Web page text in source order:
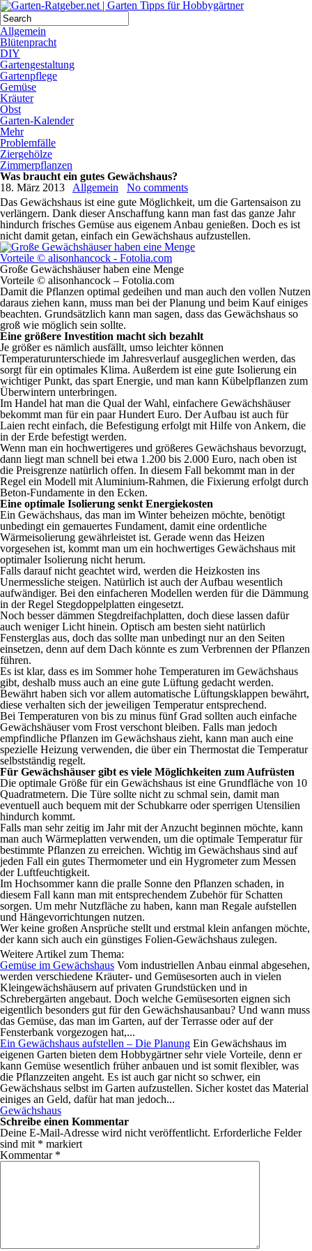
Allgemein
Blütenpracht
DIY
Gartengestaltung
Gartenpflege
Gemüse
Kräuter
Obst
Garten-Kalender
Mehr
Problemfälle
Ziergehölze
Zimmerpflanzen
Was braucht ein gutes Gewächshaus?
18. März 2013
Allgemein
No comments
Das Gewächshaus ist eine gute Möglichkeit, um die Gartensaison zu
verlängern. Dank dieser Anschaffung kann man fast das ganze Jahr
hindurch frisches Gemüse aus eigenem Anbau genießen. Doch es ist
nicht damit getan, einfach ein Gewächshaus aufzustellen.
Große Gewächshäuser haben eine Menge
Vorteile © alisonhancock – Fotolia.com
Damit die Pflanzen optimal gedeihen und man auch den vollen Nutzen
daraus ziehen kann, muss man bei der Planung und beim Kauf einiges
beachten. Grundsätzlich kann man sagen, dass das Gewächshaus so
groß wie möglich sein sollte.
Eine größere Investition macht sich bezahlt
Je größer es nämlich ausfällt, umso leichter können
Temperaturunterschiede im Jahresverlauf ausgeglichen werden, das
sorgt für ein optimales Klima. Außerdem ist eine gute Isolierung ein
wichtiger Punkt, das spart Energie, und man kann Kübelpflanzen zum
Überwintern unterbringen.
Im Handel hat man die Qual der Wahl, einfachere Gewächshäuser
bekommt man für ein paar Hundert Euro. Der Aufbau ist auch für
Laien recht einfach, die Befestigung erfolgt mit Hilfe von Ankern, die
in der Erde befestigt werden.
Wenn man ein hochwertigeres und größeres Gewächshaus bevorzugt,
dann liegt man schnell bei etwa 1.200 bis 2.000 Euro, nach oben ist
die Preisgrenze natürlich offen. In diesem Fall bekommt man in der
Regel ein Modell mit Aluminium-Rahmen, die Fixierung erfolgt durch
Beton-Fundamente in den Ecken.
Eine optimale Isolierung senkt Energiekosten
Ein Gewächshaus, das man im Winter beheizen möchte, benötigt
unbedingt ein gemauertes Fundament, damit eine ordentliche
Wärmeisolierung gewährleistet ist. Gerade wenn das Heizen
vorgesehen ist, kommt man um ein hochwertiges Gewächshaus mit
optimaler Isolierung nicht herum.
Falls darauf nicht geachtet wird, werden die Heizkosten ins
Unermessliche steigen. Natürlich ist auch der Aufbau wesentlich
aufwändiger. Bei den einfacheren Modellen werden für die Dämmung
in der Regel Stegdoppelplatten eingesetzt.
Noch besser dämmen Stegdreifachplatten, doch diese lassen dafür
auch weniger Licht hinein. Optisch am besten sieht natürlich
Fensterglas aus, doch das sollte man unbedingt nur an den Seiten
einsetzen, denn auf dem Dach könnte es zum Verbrennen der Pflanzen
führen.
Es ist klar, dass es im Sommer hohe Temperaturen im Gewächshaus
gibt, deshalb muss auch an eine gute Lüftung gedacht werden.
Bewährt haben sich vor allem automatische Lüftungsklappen bewährt,
diese verhalten sich der jeweiligen Temperatur entsprechend.
Bei Temperaturen von bis zu minus fünf Grad sollten auch einfache
Gewächshäuser vom Frost verschont bleiben. Falls man jedoch
empfindliche Pflanzen im Gewächshaus zieht, kann man auch eine
spezielle Heizung verwenden, die über ein Thermostat die Temperatur
selbstständig regelt.
Für Gewächshäuser gibt es viele Möglichkeiten zum Aufrüsten
Die optimale Größe für ein Gewächshaus ist eine Grundfläche von 10
Quadratmetern. Die Türe sollte nicht zu schmal sein, damit man
eventuell auch bequem mit der Schubkarre oder sperrigen Utensilien
hindurch kommt.
Falls man sehr zeitig im Jahr mit der Anzucht beginnen möchte, kann
man auch Wärmeplatten verwenden, um die optimale Temperatur für
bestimmte Pflanzen zu erreichen. Wichtig im Gewächshaus sind auf
jeden Fall ein gutes Thermometer und ein Hygrometer zum Messen
der Luftfeuchtigkeit.
Im Hochsommer kann die pralle Sonne den Pflanzen schaden, in
diesem Fall kann man mit entsprechendem Zubehör für Schatten
sorgen. Um mehr Nutzfläche zu haben, kann man Regale aufstellen
und Hängevorrichtungen nutzen.
Wer keine großen Ansprüche stellt und erstmal klein anfangen möchte,
der kann sich auch ein günstiges Folien-Gewächshaus zulegen.
Weitere Artikel zum Thema:
Gemüse im Gewächshaus Vom industriellen Anbau einmal abgesehen,
werden verschiedene Kräuter- und Gemüsesorten auch in vielen
Kleingewächshäusern auf privaten Grundstücken und in
Schrebergärten angebaut. Doch welche Gemüsesorten eignen sich
eigentlich besonders gut für den Gewächshausanbau? Und wann muss
das Gemüse, das man im Garten, auf der Terrasse oder auf der
Fensterbank vorgezogen hat,...
Ein Gewächshaus aufstellen – Die Planung Ein Gewächshaus im
eigenen Garten bieten dem Hobbygärtner sehr viele Vorteile, denn er
kann Gemüse wesentlich früher anbauen und ist somit flexibler, was
die Pflanzzeiten angeht. Es ist auch gar nicht so schwer, ein
Gewächshaus selbst im Garten aufzustellen. Sicher kostet das Material
einiges an Geld, dafür hat man jedoch...
Gewächshaus
Schreibe einen Kommentar
Deine E-Mail-Adresse wird nicht veröffentlicht. Erforderliche Felder
sind mit * markiert
Kommentar *